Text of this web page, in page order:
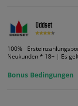
Oddset
100%
Neukunden * 18+ | Es
Bonus Bedingungen